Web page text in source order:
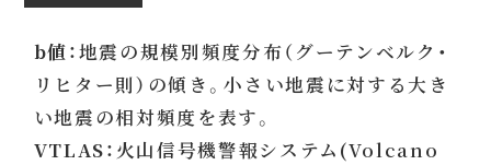
b値：地震の規模別頻度分布（グーテンベルク・
リヒター則）の傾き。小さい地震に対する大き
い地震の相対頻度を表す。
VTLAS： 火山信号機警報システム(Volcano